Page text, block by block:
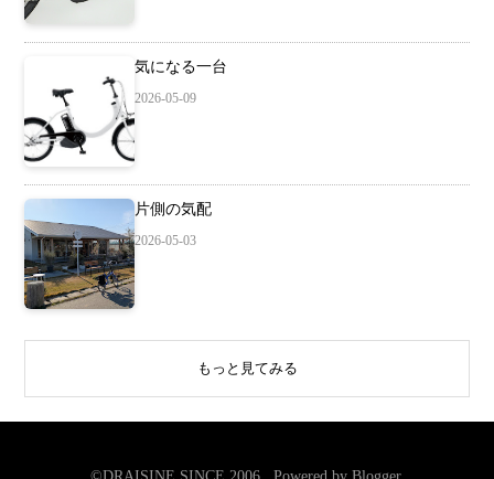
気になる一台
2026-05-09
片側の気配
2026-05-03
もっと見てみる